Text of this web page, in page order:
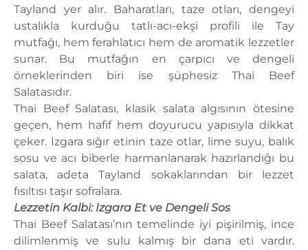
Tayland yer alır. Baharatları, taze otları, dengeyi
ustalıkla kurduğu tatlı-acı-ekşi profili ile Tay
mutfağı, hem ferahlatıcı hem de aromatik lezzetler
sunar. Bu mutfağın en çarpıcı ve dengeli
örneklerinden biri ise şüphesiz Thai Beef
Salatasıdır.
Thai Beef Salatası, klasik salata algısının ötesine
geçen, hem hafif hem doyurucu yapısıyla dikkat
çeker. Izgara sığır etinin taze otlar, lime suyu, balık
sosu ve acı biberle harmanlanarak hazırlandığı bu
salata, adeta Tayland sokaklarından bir lezzet
fısıltısı taşır sofralara.
Lezzetin Kalbi: Izgara Et ve Dengeli Sos
Thai Beef Salatası’nın temelinde iyi pişirilmiş, ince
dilimlenmiş ve sulu kalmış bir dana eti vardır.